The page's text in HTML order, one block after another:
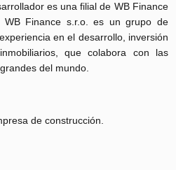
es una filial de WB Finance
Finance s.r.o. es un grupo de
en el desarrollo, inversión
que colabora con las
del mundo.
de construcción.